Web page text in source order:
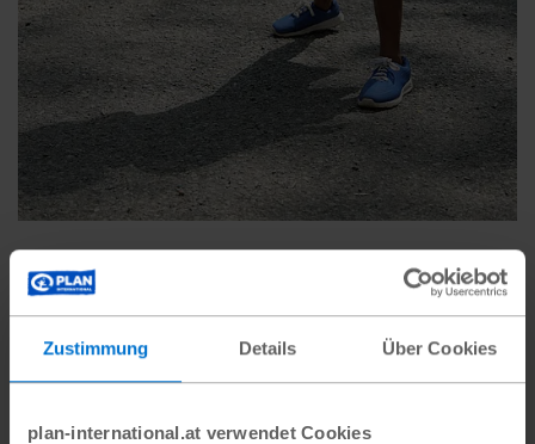
Zustimmung Details Über Cookies
plan-international.at verwendet Cookies
Max Goldstein